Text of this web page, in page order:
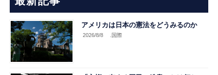
アメリカは日本の憲法をどうみるのか
2026/8/8 .国際